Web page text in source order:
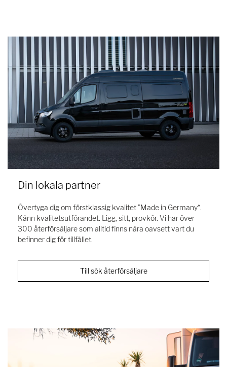
Din lokala partner
Övertyga dig om förstklassig kvalitet ”Made in Germany“.
Känn kvalitetsutförandet. Ligg, sitt, provkör. Vi har över
300 återförsäljare som alltid finns nära oavsett vart du
befinner dig för tillfället.
Till sök återförsäljare